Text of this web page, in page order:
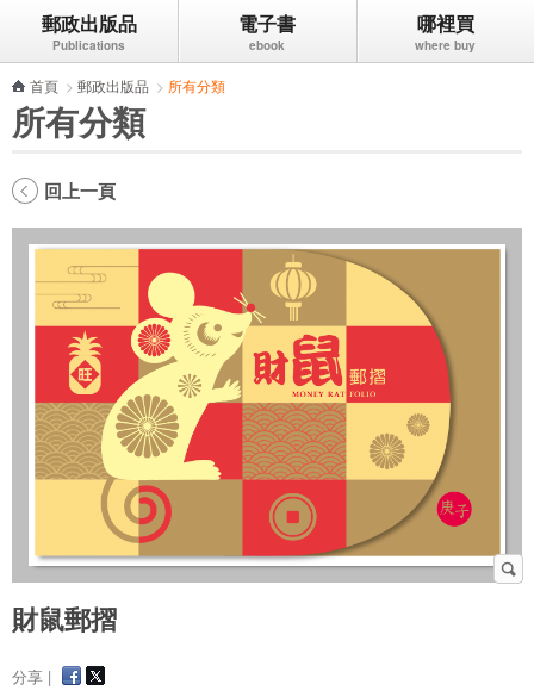
跳到主要內容區塊
郵政出版品 電子書 哪裡買
首頁 > 郵政出版品 > 所有分類
所有分類
回上一頁
財鼠郵摺
分享 |